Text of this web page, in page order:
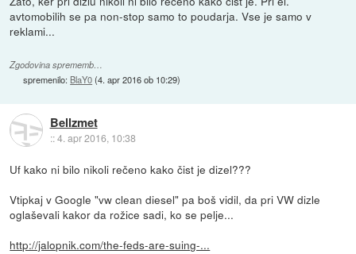
avtomobilih se pa non-stop samo to poudarja. Vse je samo v
reklami...
Zgodovina sprememb…
spremenilo: BlaY0(4. apr 2016 ob 10:29)
Bellzmet
::4. apr 2016, 10:38
Uf kako ni bilo nikoli rečeno kako čist je dizel???
Vtipkaj v Google "vw clean diesel" pa boš vidil, da pri VW dizle
oglaševali kakor da rožice sadi, ko se pelje...
http://jalopnik.com/the-feds-are-suing-...